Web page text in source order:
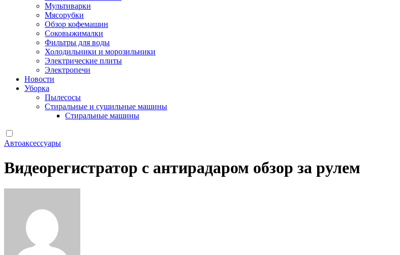
Мультиварки
Мясорубки
Обзор кофемашин
Соковыжималки
Фильтры для воды
Холодильники и морозильники
Электрические плиты
Электропечи
Новости
Уборка
Пылесосы
Стиральные и сушильные машины
Стиральные машины
Автоаксессуары
Видеорегистратор с антирадаром обзор за рулем